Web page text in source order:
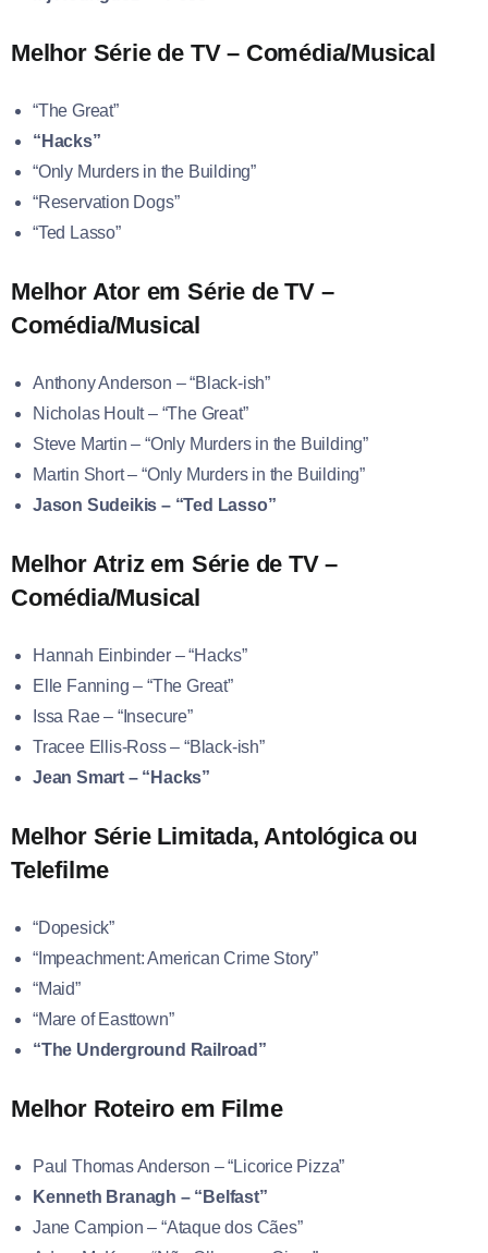
Melhor Série de TV – Comédia/Musical
“The Great”
“Hacks”
“Only Murders in the Building”
“Reservation Dogs”
“Ted Lasso”
Melhor Ator em Série de TV –
Comédia/Musical
Anthony Anderson – “Black-ish”
Nicholas Hoult – “The Great”
Steve Martin – “Only Murders in the Building”
Martin Short – “Only Murders in the Building”
Jason Sudeikis – “Ted Lasso”
Melhor Atriz em Série de TV –
Comédia/Musical
Hannah Einbinder – “Hacks”
Elle Fanning – “The Great”
Issa Rae – “Insecure”
Tracee Ellis-Ross – “Black-ish”
Jean Smart – “Hacks”
Melhor Série Limitada, Antológica ou
Telefilme
“Dopesick”
“Impeachment: American Crime Story”
“Maid”
“Mare of Easttown”
“The Underground Railroad”
Melhor Roteiro em Filme
Paul Thomas Anderson – “Licorice Pizza”
Kenneth Branagh – “Belfast”
Jane Campion – “Ataque dos Cães”